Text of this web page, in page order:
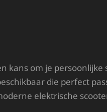
kans om je
die perfect
elektrische